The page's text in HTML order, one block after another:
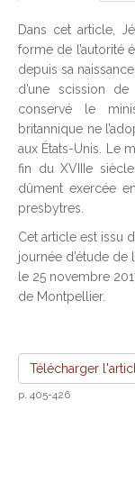
Dans cet article,
forme de l’autorité
depuis sa
d’une scission de
conservé le
britannique ne
aux États-Unis. Le
fin du XVIIIe
dûment exercée
presbytres.
Cet article est issu
journée d’étude de
le 25 novembre
de Montpellier.
Télécharger
p. 405-426